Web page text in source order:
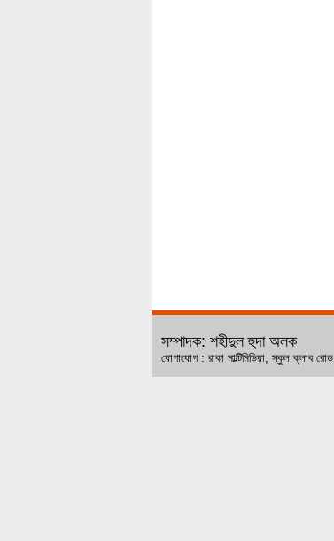
সম্পাদক: শহীদুল হুদা অলক
যোগাযোগ : রাকা মাল্টিমিডিয়া, স্কুল